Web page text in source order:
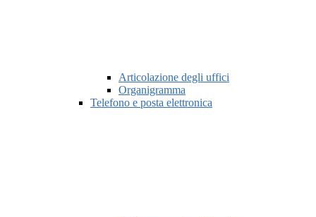
Articolazione degli uffici
Organigramma
Telefono e posta elettronica